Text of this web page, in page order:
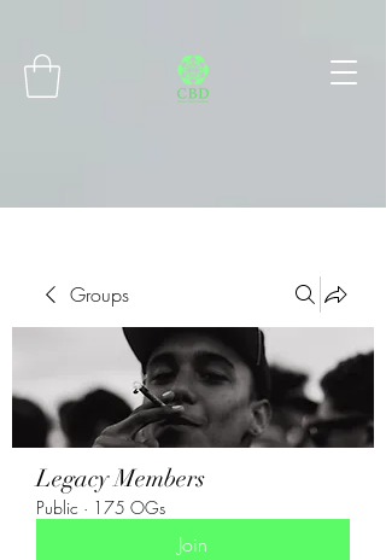
Groups
Legacy Members
Public · 175 OGs
Join